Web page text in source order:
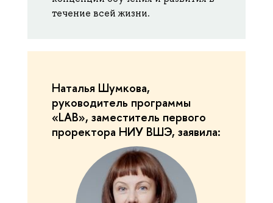
течение всей жизни.
Наталья Шумкова,
руководитель программы
«LAB», заместитель первого
проректора НИУ ВШЭ, заявила: